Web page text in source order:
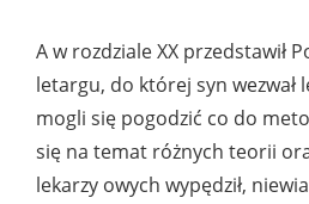
A w rozdziale XX przedstawił
letargu, do której syn wezwał
mogli się pogodzić co do
się na temat różnych teorii
lekarzy owych wypędził,